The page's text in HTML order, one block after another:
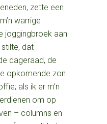
zette een
warrige
joggingbroek aan
dat
dageraad, de
opkomende zon
als ik er m’n
om op
– columns en